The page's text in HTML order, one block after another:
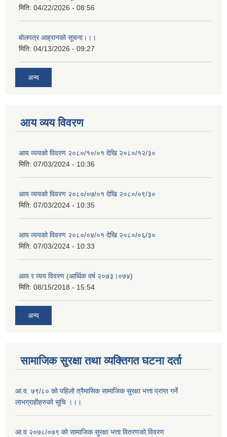
मिति: 04/22/2026 - 08:56
बोलपत्र आह्रानको सूचना।।।
मिति: 04/13/2026 - 09:27
अन्य
आय व्यय विवरण
आय व्ययको विवरण २०८०/१०/०१ देखि २०८०/१२/३०
मिति: 07/03/2024 - 10:36
आय व्ययको विवरण २०८०/०७/०१ देखि २०८०/०९/३०
मिति: 07/03/2024 - 10:35
आय व्ययको विवरण २०८०/०४/०१ देखि २०८०/०६/३०
मिति: 07/03/2024 - 10:33
आय र व्यय विवरण (आर्थिक वर्ष २०७३।०७४)
मिति: 08/15/2018 - 15:54
अन्य
सामाजिक सुरक्षा तथा व्यक्तिगत घटना दर्ता
आ.व. ७९/८० को पहिलो त्रैमासिक सामाजिक सुरक्षा भत्ता प्राप्त गर्ने
लाभग्राहीहरुको सूचि ।।।
आ.व २०७८/०७९ को सामाजिक सुरक्षा भत्ता वितरणको विवरण